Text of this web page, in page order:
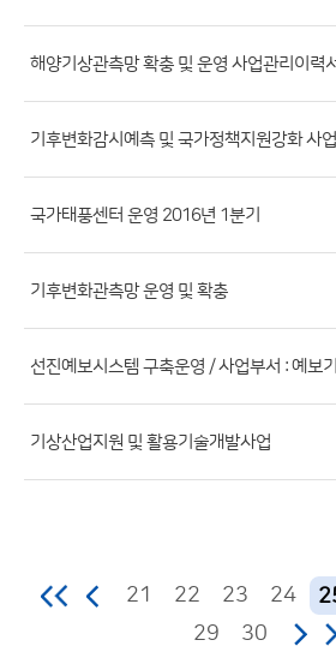
서,
첨
록
일,
조
해양기상관측망 확충 및 운영 사업관리이력
기후변화감시예측 및 국가정책지원강화 사
국가태풍센터 운영 2016년 1분기
기후변화관측망 운영 및 확충
선진예보시스템 구축운영 / 사업부서 : 예보
기상산업지원 및 활용기술개발사업
21 22 23 24
29
30